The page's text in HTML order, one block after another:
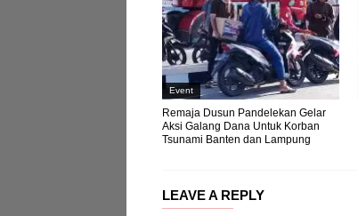
Event
Remaja Dusun Pandelekan Gelar
Aksi Galang Dana Untuk Korban
Tsunami Banten dan Lampung
LEAVE A REPLY